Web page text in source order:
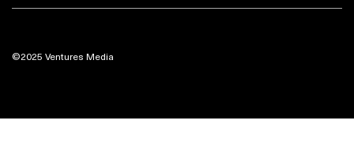
©2025 Ventures Media